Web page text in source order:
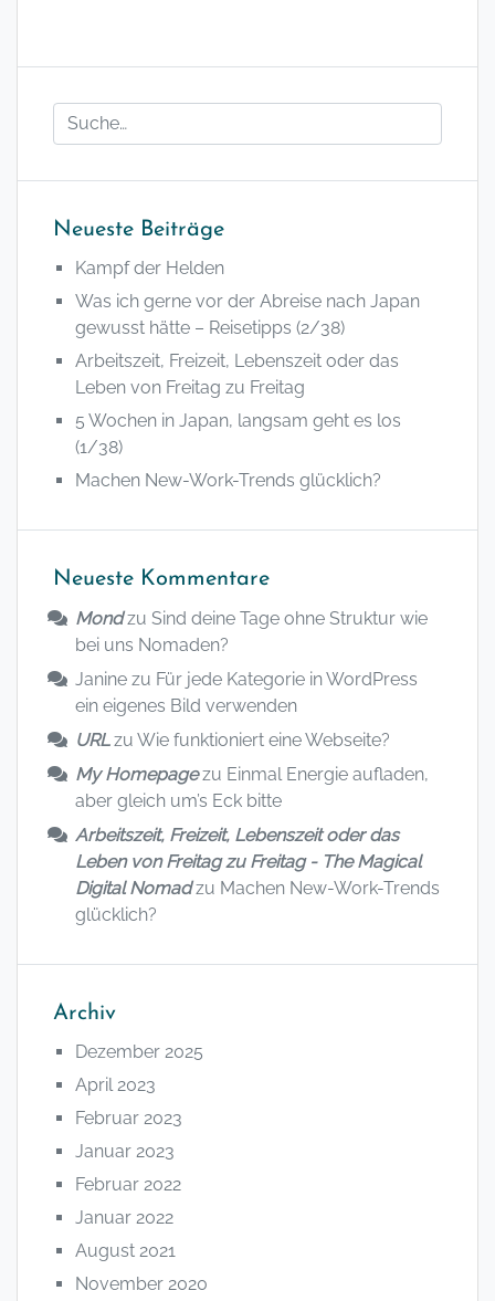
Neueste Beiträge
Kampf der Helden
Was ich gerne vor der Abreise nach Japan
gewusst hätte – Reisetipps (2/38)
Arbeitszeit, Freizeit, Lebenszeit oder das
Leben von Freitag zu Freitag
5 Wochen in Japan, langsam geht es los
(1/38)
Machen New-Work-Trends glücklich?
Neueste Kommentare
Mondzu Sind deine Tage ohne Struktur wie
bei uns Nomaden?
Janine zu Für jede Kategorie in WordPress
ein eigenes Bild verwenden
URLzu Wie funktioniert eine Webseite?
My Homepagezu Einmal Energie aufladen,
aber gleich um’s Eck bitte
Arbeitszeit, Freizeit, Lebenszeit oder das
Leben von Freitag zu Freitag - The Magical
Digital Nomadzu Machen New-Work-Trends
glücklich?
Archiv
Dezember 2025
April 2023
Februar 2023
Januar 2023
Februar 2022
Januar 2022
August 2021
November 2020